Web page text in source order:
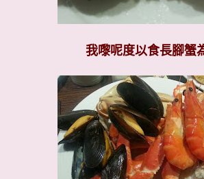
我嚟呢度以食長腳蟹